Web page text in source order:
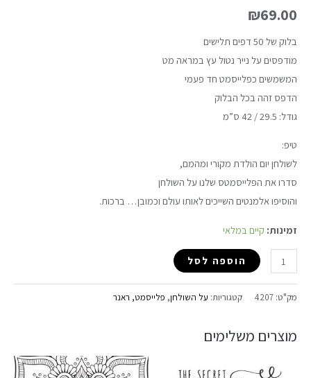
₪69.00
בלוק של 50 דפים תלישים
מודפסים על נייר נטול עץ במראה מט
המשמשים כפלייסמט חד פעמי
הדפס זהה בכל הבלוק
גודל: 29.5 / 42 ס”מ
טיפ:
לשולחן יום הולדת מקורי ומהמם,
סדרו את הפלייסמטס שלנו על השולחן
והוסיפו אלמנטים השייכים לאותו עולם וכמובן… ברכות.
זמינות: קיים במלאי
הוספה לסל
מק"ט: 4207 קטגוריות: על השולחן, פלייסמט, ראנר
מוצרים משלימים